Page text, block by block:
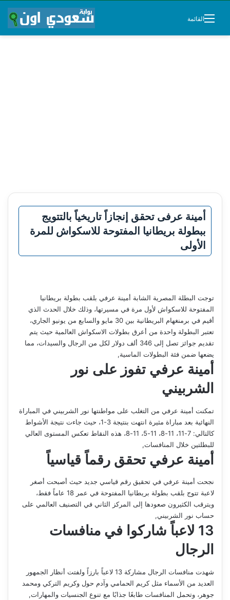
القائمة
أمينة عرفى تحقق إنجازاً تاريخياً بالتتويج
ببطولة بريطانيا المفتوحة للاسكواش للمرة
الأولى
توجت البطلة المصرية الشابة أمينة عرفي بلقب بطولة بريطانيا
المفتوحة للاسكواش لأول مرة في مسيرتها، وذلك خلال الحدث الذي
أقيم في برمنغهام البريطانية بين 30 مايو والسابع من يونيو الجاري،
تعتبر البطولة واحدة من أعرق بطولات الاسكواش العالمية حيث يتم
تقديم جوائز تصل إلى 346 ألف دولار لكل من الرجال والسيدات، مما
يضعها ضمن فئة البطولات الماسية,
أمينة عرفي تفوز على نور
الشربيني
تمكنت أمينة عرفي من التغلب على مواطنتها نور الشربيني في المباراة
النهائية بعد مباراة مثيرة انتهت بنتيجة 3-1، حيث جاءت نتيجة الأشواط
كالتالي: 7-11، 11-8، 11-5، 11-8، هذه النقاط تعكس المستوى العالي
للبطلتين خلال المنافسات,
أمينة عرفي تحقق رقماً قياسياً
نجحت أمينة عرفي في تحقيق رقم قياسي جديد حيث أصبحت أصغر
لاعبة تتوج بلقب بطولة بريطانيا المفتوحة في عمر 18 عاماً فقط،
ويترقب الكثيرون صعودها إلى المركز الثاني في التصنيف العالمي على
حساب نور الشربيني,
13 لاعباً شاركوا في منافسات
الرجال
شهدت منافسات الرجال مشاركة 13 لاعباً بارزاً ولفتت أنظار الجمهور
العديد من الأسماء مثل كريم الحمامي وآدم حول وكريم التركي ومحمد
جوهر، وتحمل المنافسات طابعًا جذابًا مع تنوع الجنسيات والمهارات,